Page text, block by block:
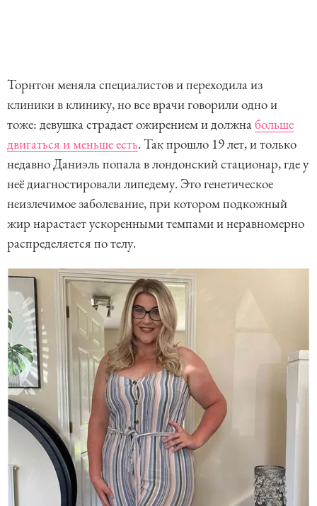
Торнтон меняла специалистов и переходила из
клиники в клинику, но все врачи говорили одно и
тоже: девушка страдает ожирением и должнабольше
двигаться и меньше есть. Так прошло 19 лет, и только
недавно Даниэль попала в лондонский стационар, где у
неё диагностировали липедему. Это генетическое
неизлечимое заболевание, при котором подкожный
жир нарастает ускоренными темпами и неравномерно
распределяется по телу.